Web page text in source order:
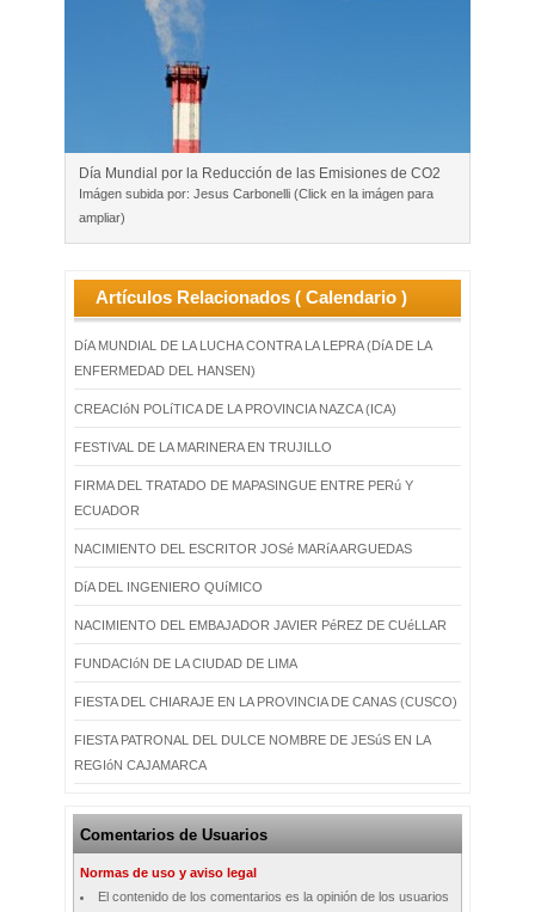
Día Mundial por la Reducción de las Emisiones de CO2
Imágen subida por: Jesus Carbonelli (Click en la imágen para
ampliar)
Artículos Relacionados ( Calendario )
DíA MUNDIAL DE LA LUCHA CONTRA LA LEPRA (DíA DE LA
ENFERMEDAD DEL HANSEN)
CREACIóN POLíTICA DE LA PROVINCIA NAZCA (ICA)
FESTIVAL DE LA MARINERA EN TRUJILLO
FIRMA DEL TRATADO DE MAPASINGUE ENTRE PERú Y
ECUADOR
NACIMIENTO DEL ESCRITOR JOSé MARíA ARGUEDAS
DíA DEL INGENIERO QUíMICO
NACIMIENTO DEL EMBAJADOR JAVIER PéREZ DE CUéLLAR
FUNDACIóN DE LA CIUDAD DE LIMA
FIESTA DEL CHIARAJE EN LA PROVINCIA DE CANAS (CUSCO)
FIESTA PATRONAL DEL DULCE NOMBRE DE JESúS EN LA
REGIóN CAJAMARCA
Comentarios de Usuarios
Normas de uso y aviso legal
El contenido de los comentarios es la opinión de los usuarios